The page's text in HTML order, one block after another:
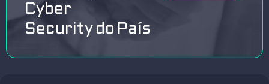
Cyber
Security do País